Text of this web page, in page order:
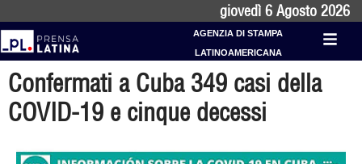
giovedì 6 Agosto 2026
AGENZIA DI STAMPA
LATINOAMERICANA
Confermati a Cuba 349 casi della
COVID-19 e cinque decessi